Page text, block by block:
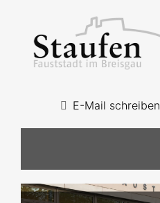
E-Mail schreiben